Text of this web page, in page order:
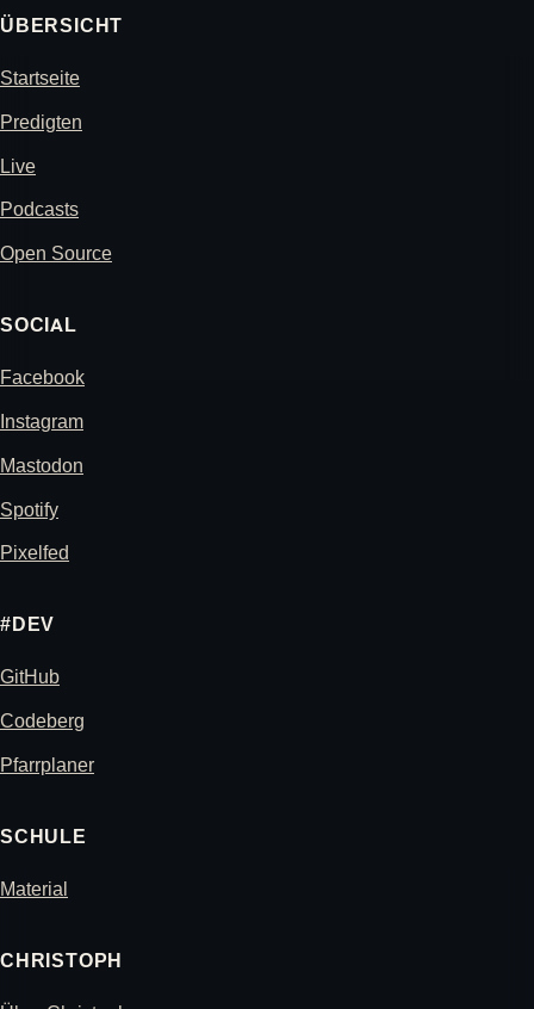
ÜBERSICHT
Startseite
Predigten
Live
Podcasts
Open Source
SOCIAL
Facebook
Instagram
Mastodon
Spotify
Pixelfed
#DEV
GitHub
Codeberg
Pfarrplaner
SCHULE
Material
CHRISTOPH